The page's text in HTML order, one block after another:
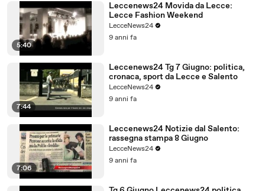
5:40
Leccenews24 Movida da Lecce:
Lecce Fashion Weekend
LecceNews24
9 anni fa
7:44
Leccenews24 Tg 7 Giugno: politica,
cronaca, sport da Lecce e Salento
LecceNews24
9 anni fa
7:06
Leccenews24 Notizie dal Salento:
rassegna stampa 8 Giugno
LecceNews24
9 anni fa